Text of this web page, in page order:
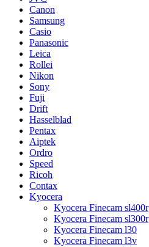
Canon
Samsung
Casio
Panasonic
Leica
Rollei
Nikon
Sony
Fuji
Drift
Hasselblad
Pentax
Aiptek
Ordro
Speed
Ricoh
Contax
Kyocera
Kyocera Finecam sl400r
Kyocera Finecam sl300r
Kyocera Finecam l30
Kyocera Finecam l3v